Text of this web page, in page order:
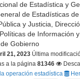
de Estadística y
de Estadísticas de
y Justicia,
de Información
Gobierno
21, 2023 Última
a la página 81346
operación estadística